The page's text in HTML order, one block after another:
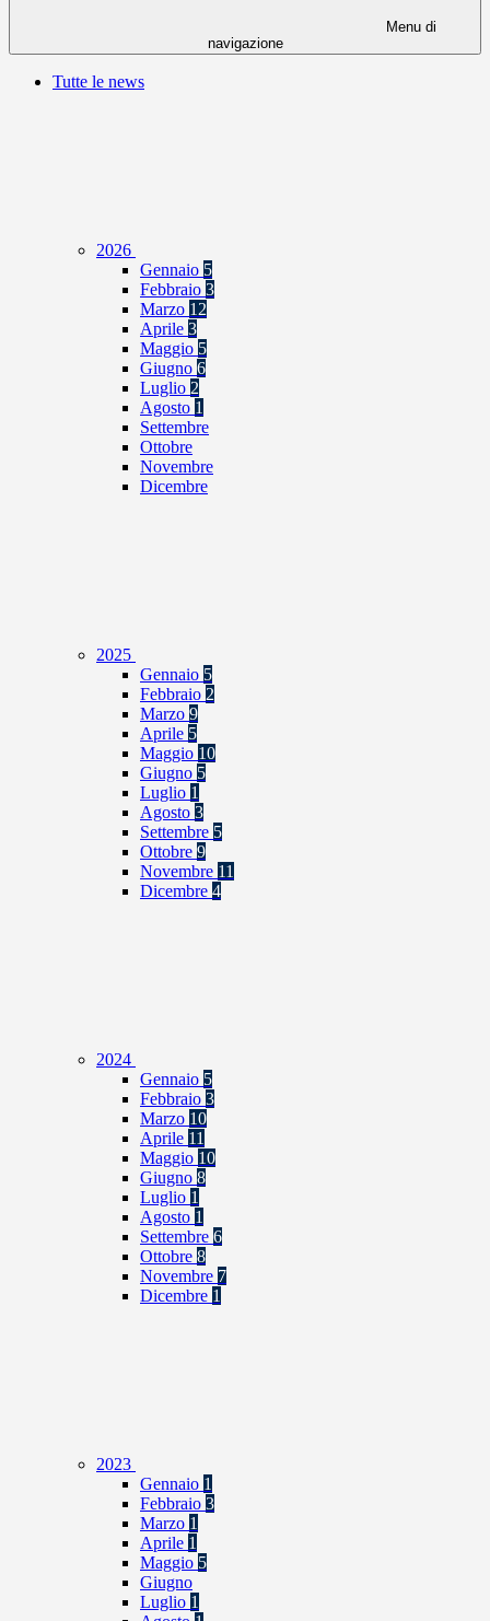
Menu di
navigazione
Tutte le news
2026
Gennaio 5
Febbraio 3
Marzo 12
Aprile 3
Maggio 5
Giugno 6
Luglio 2
Agosto 1
Settembre
Ottobre
Novembre
Dicembre
2025
Gennaio 5
Febbraio 2
Marzo 9
Aprile 5
Maggio 10
Giugno 5
Luglio 1
Agosto 3
Settembre 5
Ottobre 9
Novembre 11
Dicembre 4
2024
Gennaio 5
Febbraio 3
Marzo 10
Aprile 11
Maggio 10
Giugno 8
Luglio 1
Agosto 1
Settembre 6
Ottobre 8
Novembre 7
Dicembre 1
2023
Gennaio 1
Febbraio 3
Marzo 1
Aprile 1
Maggio 5
Giugno
Luglio 1